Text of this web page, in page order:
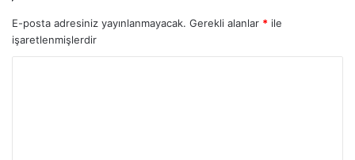
E-posta adresiniz yayınlanmayacak. Gerekli alanlar * ile
işaretlenmişlerdir